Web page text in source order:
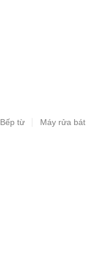
Bếp từ Máy rửa bát